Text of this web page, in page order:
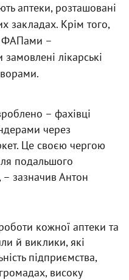
аптеки, розташовані
закладах. Крім того,
ФАПами –
лікарські
– фахівці
через
Це своєю чергою
подальшого
– зазначив Антон
кожної аптеки та
й виклики, які
підприємства,
високу